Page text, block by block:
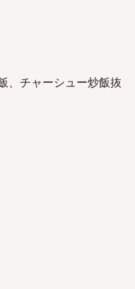
、チャーシュー炒飯抜